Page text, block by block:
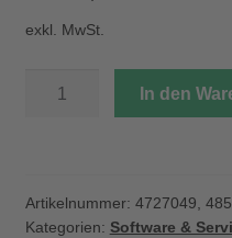
exkl. MwSt.
Bechtle
In den
Artikelnummer: 4727049,
Kategorien: Software &